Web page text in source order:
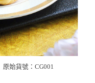
原始貨號：CG001